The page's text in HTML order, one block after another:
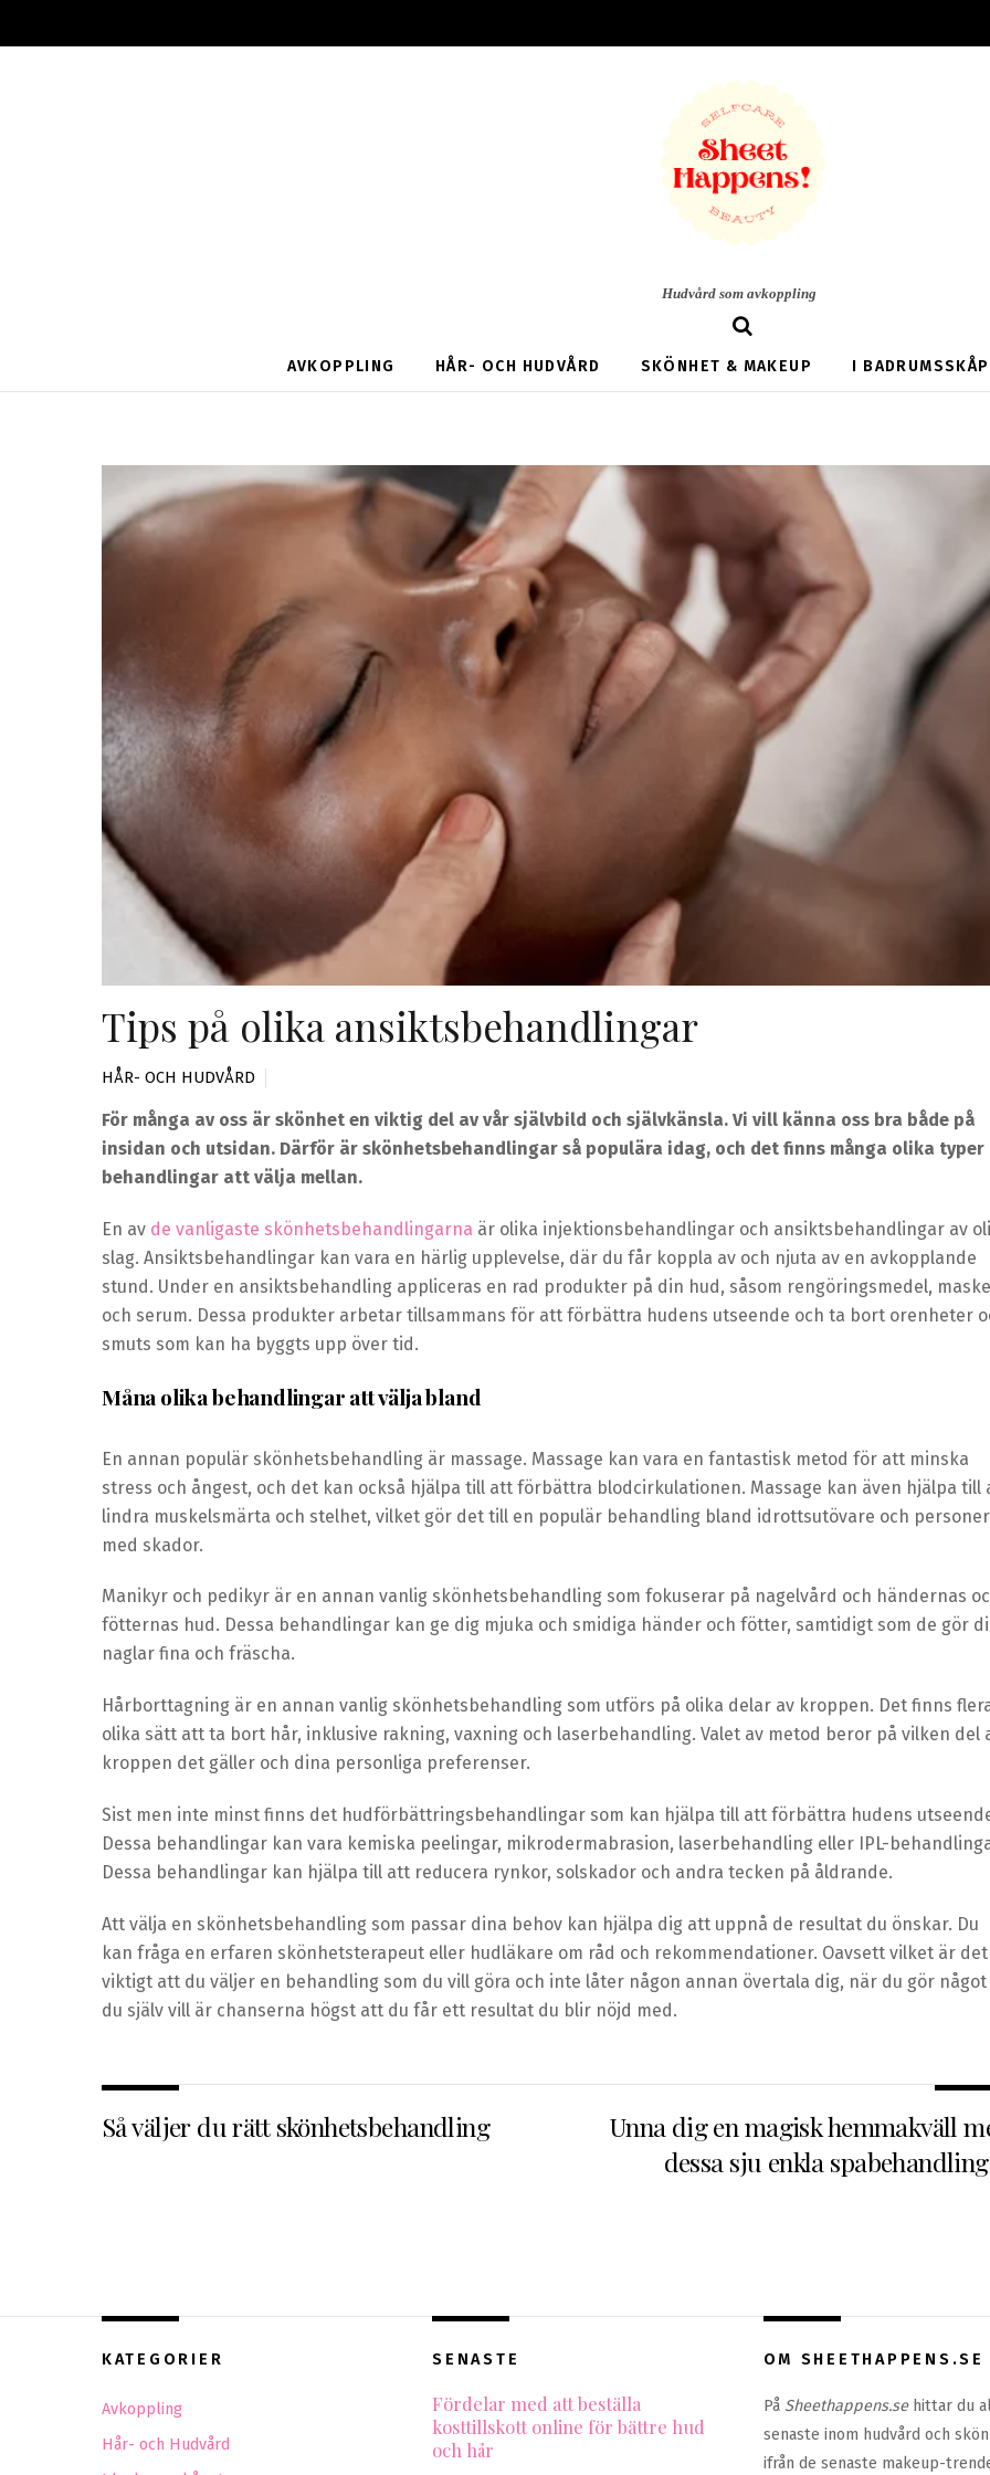
Hudvård som avkoppling
AVKOPPLING HÅR- OCH HUDVÅRD SKÖNHET & MAKEUP I
Tips på olika ansiktsbehandlingar
HÅR- OCH HUDVÅRD
För många av oss är skönhet en viktig del av vår självbild och självkänsla. Vi vill känna oss bra både på
insidan och utsidan. Därför är skönhetsbehandlingar så populära idag, och det finns många olika typer
behandlingar att välja mellan.
En av de vanligaste skönhetsbehandlingarna är olika injektionsbehandlingar och ansiktsbehandlingar av
slag. Ansiktsbehandlingar kan vara en härlig upplevelse, där du får koppla av och njuta av en avkopplande
stund. Under en ansiktsbehandling appliceras en rad produkter på din hud, såsom rengöringsmedel,
och serum. Dessa produkter arbetar tillsammans för att förbättra hudens utseende och ta bort orenheter
smuts som kan ha byggts upp över tid.
Måna olika behandlingar att välja bland
En annan populär skönhetsbehandling är massage. Massage kan vara en fantastisk metod för att minska
stress och ångest, och det kan också hjälpa till att förbättra blodcirkulationen. Massage kan även hjälpa till
lindra muskelsmärta och stelhet, vilket gör det till en populär behandling bland idrottsutövare och personer
med skador.
Manikyr och pedikyr är en annan vanlig skönhetsbehandling som fokuserar på nagelvård och händernas
fötternas hud. Dessa behandlingar kan ge dig mjuka och smidiga händer och fötter, samtidigt som de gör
naglar fina och fräscha.
Hårborttagning är en annan vanlig skönhetsbehandling som utförs på olika delar av kroppen. Det finns
olika sätt att ta bort hår, inklusive rakning, vaxning och laserbehandling. Valet av metod beror på vilken del
kroppen det gäller och dina personliga preferenser.
Sist men inte minst finns det hudförbättringsbehandlingar som kan hjälpa till att förbättra hudens
Dessa behandlingar kan vara kemiska peelingar, mikrodermabrasion, laserbehandling eller IPL-
Dessa behandlingar kan hjälpa till att reducera rynkor, solskador och andra tecken på åldrande.
Att välja en skönhetsbehandling som passar dina behov kan hjälpa dig att uppnå de resultat du önskar. Du
kan fråga en erfaren skönhetsterapeut eller hudläkare om råd och rekommendationer. Oavsett vilket är det
viktigt att du väljer en behandling som du vill göra och inte låter någon annan övertala dig, när du gör något
du själv vill är chanserna högst att du får ett resultat du blir nöjd med.
Så väljer du rätt skönhetsbehandling
Unna dig en magisk hemmakväll
dessa sju enkla
KATEGORIER
Avkoppling
Hår- och Hudvård
SENASTE
Fördelar med att beställa
kosttillskott online för bättre hud
och hår
OM SHEETHAPPENS.SE
På Sheethappens.sehittar du
senaste inom hudvård och
ifrån de senaste makeup-